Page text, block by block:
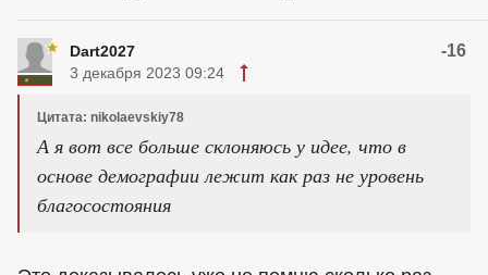
Dart2027 -16
3 декабря 2023 09:24
Цитата: nikolaevskiy78
А я вот все больше склоняюсь у идее, что в
основе демографии лежит как раз не уровень
благосостояния